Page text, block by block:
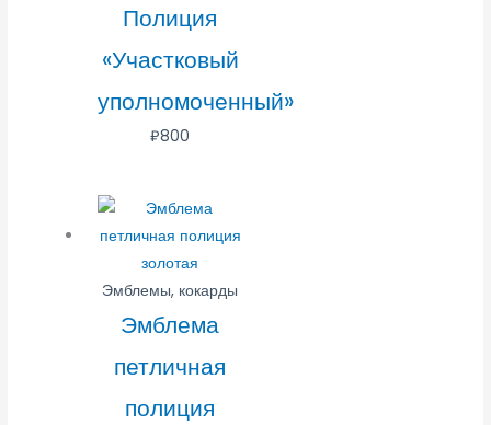
Полиция
«Участковый
уполномоченный»
₽800
Эмблемы, кокарды
Эмблема
петличная
полиция